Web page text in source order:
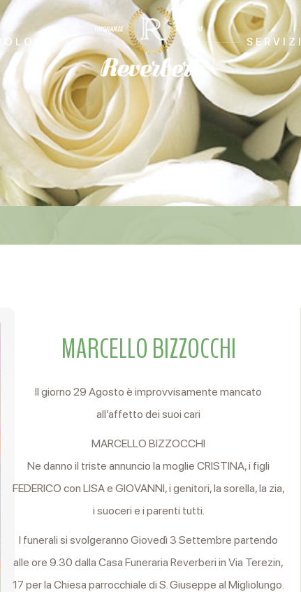
SERVIZI
MARCELLO BIZZOCCHI
Il giorno 29 Agosto è improvvisamente mancato
all’affetto dei suoi cari
MARCELLO BIZZOCCHI
Ne danno il triste annuncio la moglie CRISTINA, i figli
FEDERICO con LISA e GIOVANNI, i genitori, la sorella, la zia,
i suoceri e i parenti tutti.
I funerali si svolgeranno Giovedì 3 Settembre partendo
alle ore 9.30 dalla Casa Funeraria Reverberi in Via Terezin,
17 per la Chiesa parrocchiale di S. Giuseppe al Migliolungo.